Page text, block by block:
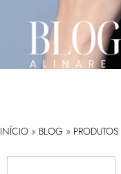
INÍCIO » BLOG » PRODUTOS